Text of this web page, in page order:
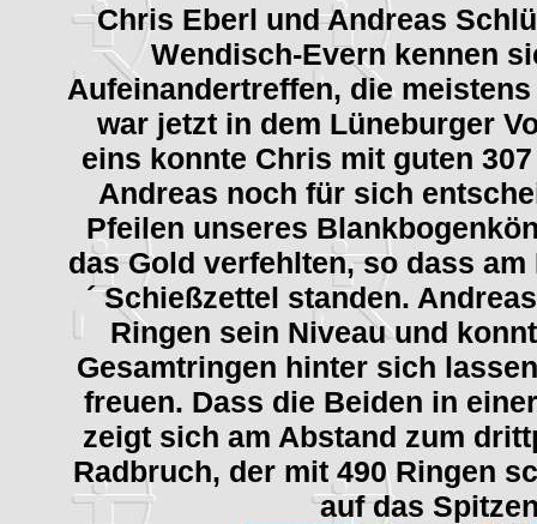
Chris Eberl und Andreas
Wendisch-Evern kennen
Aufeinandertreffen, die
war jetzt in dem Lüneburger
eins konnte Chris mit guten
Andreas noch für sich
Pfeilen unseres
das Gold verfehlten, so dass
´ Schießzettel standen.
Ringen sein Niveau und
Gesamtringen hinter sich
freuen. Dass die Beiden in
zeigt sich am Abstand zum
Radbruch, der mit 490 Ringen
auf das